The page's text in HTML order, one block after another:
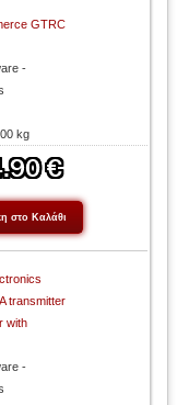
GTRC
-
kg
transmitter
with
-